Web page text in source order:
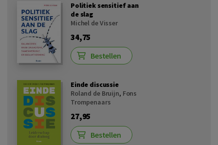
Politiek sensitief aan
de slag
Michel de Visser
34,75
Bestellen
Einde discussie
Roland de Bruijn, Fons
Trompenaars
27,95
Bestellen